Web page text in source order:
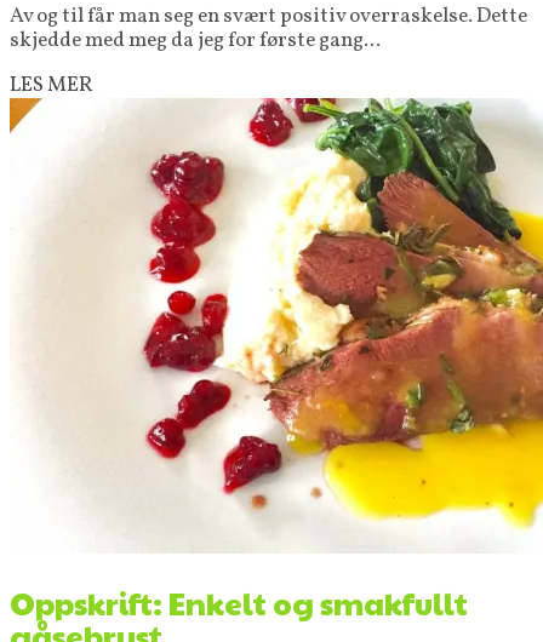
Av og til får man seg en svært positiv overraskelse. Dette
skjedde med meg da jeg for første gang...
LES MER
Oppskrift: Enkelt og smakfullt